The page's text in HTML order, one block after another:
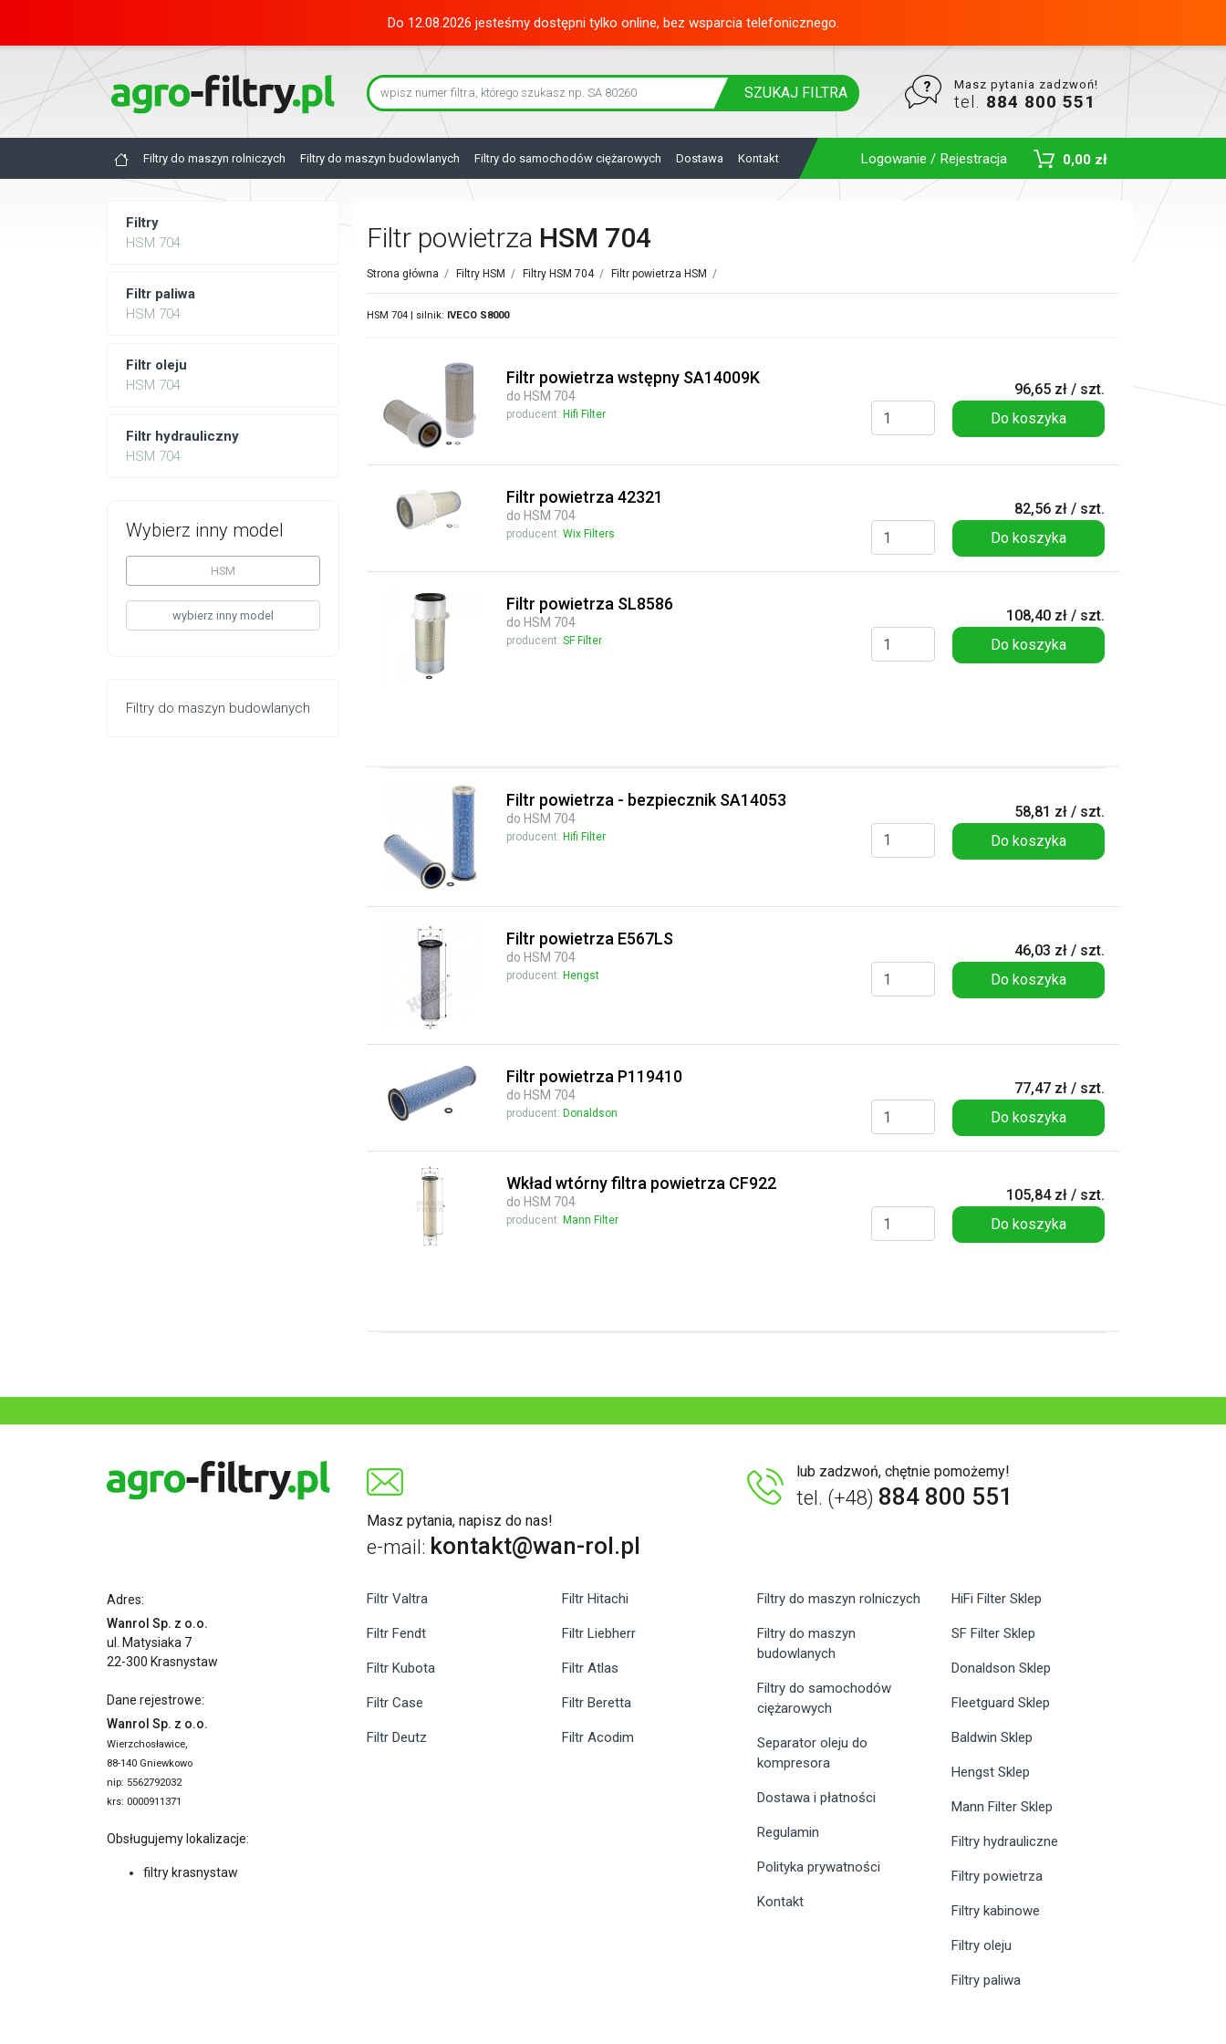
Do 12.08.2026 jesteśmy dostępni tylko online, bez wsparcia telefonicznego.
SZUKAJ FILTRA Masz pytania zadzwoń!
tel. 884 800 551
Filtry do maszyn rolniczych Filtry do maszyn budowlanych Filtry do samochodów ciężarowych Dostawa Kontakt Logowanie / Rejestracja 0,00 zł
Toggle Dropdown
Filtry
HSM 704
Filtr paliwa
HSM 704
Filtr oleju
HSM 704
Filtr hydrauliczny
HSM 704
Wybierz inny model
HSM
wybierz inny model
Filtry do maszyn budowlanych
Filtr powietrza HSM 704
Strona główna / Filtry HSM / Filtry HSM 704/ Filtr powietrza HSM /
HSM 704 | silnik: IVECO S8000
Filtr powietrza wstępny SA14009K
do HSM 704
producent: Hifi Filter
96,65 zł / szt.
Do koszyka
Filtr powietrza 42321
do HSM 704
producent:Wix Filters
82,56 zł / szt.
Do koszyka
Filtr powietrza SL8586
do HSM 704
producent:SF Filter
108,40 zł / szt.
Do koszyka
Filtr powietrza - bezpiecznik SA14053
do HSM 704
producent:Hifi Filter
58,81 zł / szt.
Do koszyka
Filtr powietrza E567LS
do HSM 704
producent: Hengst
46,03 zł / szt.
Do koszyka
Filtr powietrza P119410
do HSM 704
producent: Donaldson
77,47 zł / szt.
Do koszyka
Wkład wtórny filtra powietrza CF922
do HSM 704
producent: Mann Filter
105,84 zł / szt.
Do koszyka
Masz pytania, napisz do nas!
e-mail: kontakt@wan-rol.pl
lub zadzwoń, chętnie pomożemy!
tel. (+48) 884 800 551
Adres:
Wanrol Sp. z o.o.
ul. Matysiaka 7
22-300 Krasnystaw
Dane rejestrowe:
Wanrol Sp. z o.o.
Wierzchosławice,
88-140 Gniewkowo
nip: 5562792032
krs: 0000911371
Obsługujemy lokalizacje:
filtry krasnystaw
Filtr Valtra
Filtr Fendt
Filtr Kubota
Filtr Case
Filtr Deutz
Filtr Hitachi
Filtr Liebherr
Filtr Atlas
Filtr Beretta
Filtr Acodim
Filtry do maszyn rolniczych
Filtry do maszyn
budowlanych
Filtry do samochodów
ciężarowych
Separator oleju do
kompresora
Dostawa i płatności
Regulamin
Polityka prywatności
Kontakt
HiFi Filter Sklep
SF Filter Sklep
Donaldson Sklep
Fleetguard Sklep
Baldwin Sklep
Hengst Sklep
Mann Filter Sklep
Filtry hydrauliczne
Filtry powietrza
Filtry kabinowe
Filtry oleju
Filtry paliwa